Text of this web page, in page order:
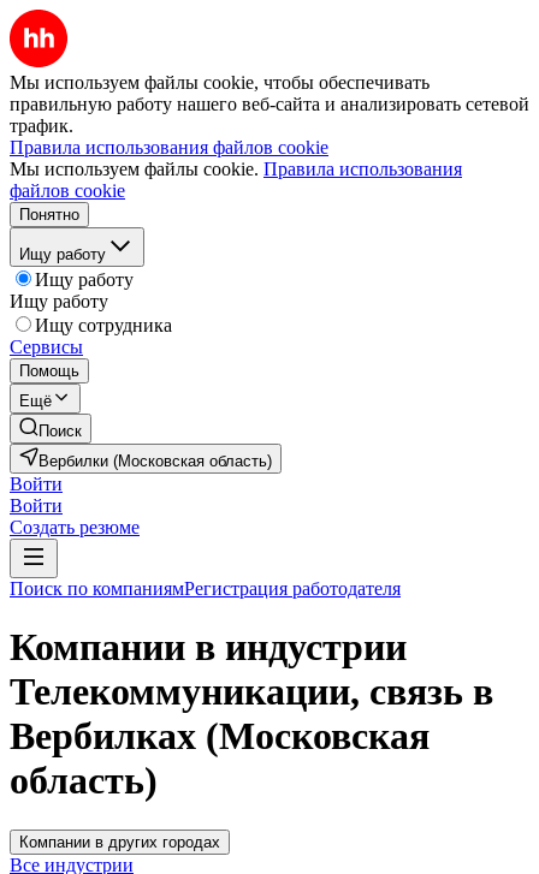
Мы используем файлы cookie, чтобы обеспечивать
правильную работу нашего веб-сайта и анализировать сетевой
трафик.
Правила использования файлов cookie
Мы используем файлы cookie. Правила использования
файлов cookie
Понятно
Ищу работу
Ищу работу
Ищу работу
Ищу сотрудника
Сервисы
Помощь
Ещё
Поиск
Вербилки (Московская область)
Войти
Войти
Создать резюме
Поиск по компаниямРегистрация работодателя
Компании в индустрии
Телекоммуникации, связь в
Вербилках (Московская
область)
Компании в других городах
Все индустрии